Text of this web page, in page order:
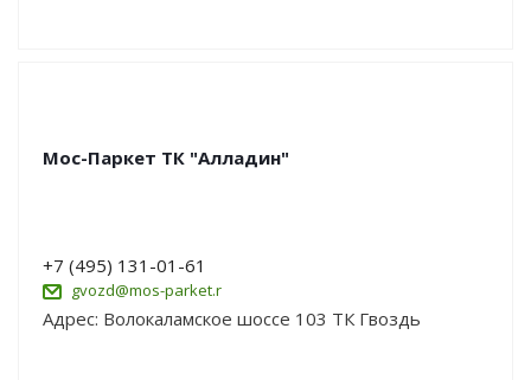
Мос-Паркет ТК "Алладин"
+7 (495) 131-01-61
gvozd@mos-parket.r
Адрес: Волокаламское шоссе 103 ТК Гвоздь